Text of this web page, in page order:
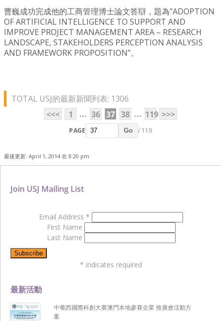
曹巍成功完成他的工商管理博士論文答辯，題為”ADOPTION
OF ARTIFICIAL INTELLIGENCE TO SUPPORT AND
IMPROVE PROJECT MANAGEMENT AREA – RESEARCH
LANDSCAPE, STAKEHOLDERS PERCEPTION ANALYSIS
AND FRAMEWORK PROPOSITION”。
TOTAL USJ的最新新聞列表: 1306
<<<
1 ... 36 37 38 ... 119 >>>
PAGE Go / 119
最後更新: April 1, 2014 在 8:20 pm
最新活動
中葡西國際科創大賽澳門本地參賽企業 推廣會活動方
案
Join USJ Mailing List
Email Address *
First Name
Last Name
* indicates required